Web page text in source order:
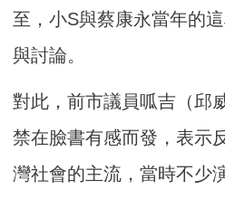
至，小S與蔡康永當年的
與討論。
對此，前市議員呱吉（邱
禁在臉書有感而發，表示
灣社會的主流，當時不少